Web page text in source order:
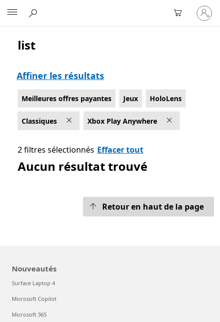
vous
à
Liste Microsoft.com
list
Affiner les résultats
Meilleures offres payantes Jeux HoloLens
Classiques Xbox Play Anywhere
2 filtres sélectionnés Effacer tout
Aucun résultat trouvé
Retour en haut de la page
Nouveautés
Surface Laptop 4
Microsoft Copilot
Microsoft 365